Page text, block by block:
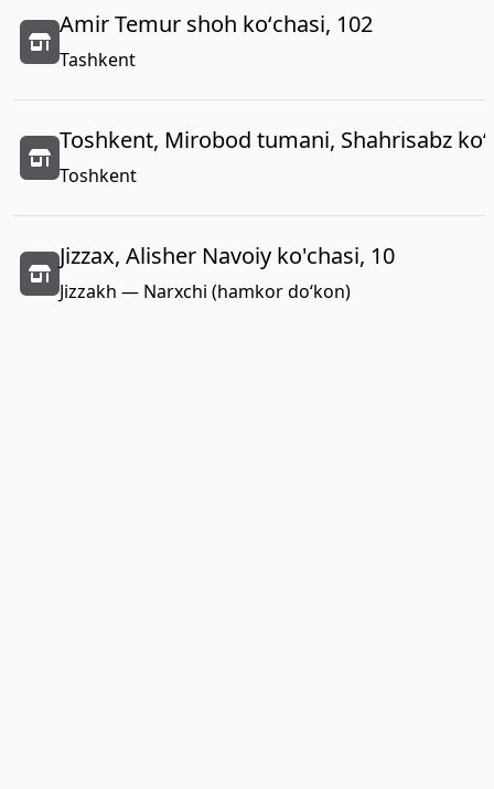
Amir Temur shoh koʻchasi, 102
Tashkent
Toshkent, Mirobod tumani, Shahrisabz
Toshkent
Jizzax, Alisher Navoiy ko'chasi, 10
Jizzakh — Narxchi (hamkor do‘kon)